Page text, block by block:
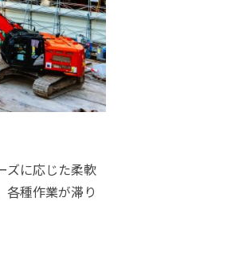
ズに応じた柔軟
各種作業が滞り